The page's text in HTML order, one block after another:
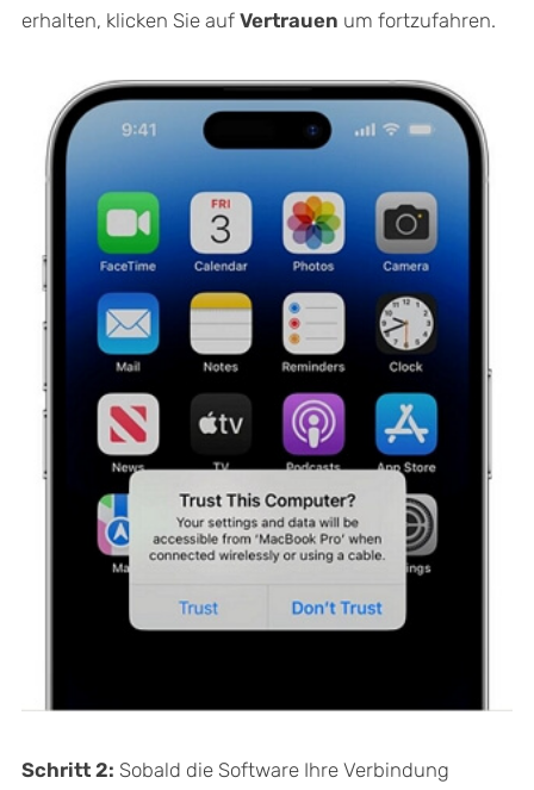
erhalten, klicken Sie auf Vertrauen um fortzufahren.
Schritt 2: Sobald die Software Ihre Verbindung